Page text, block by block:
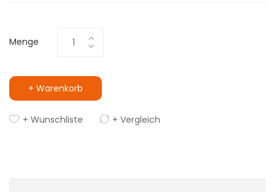
Menge
+ Warenkorb
+ Wunschliste + Vergleich